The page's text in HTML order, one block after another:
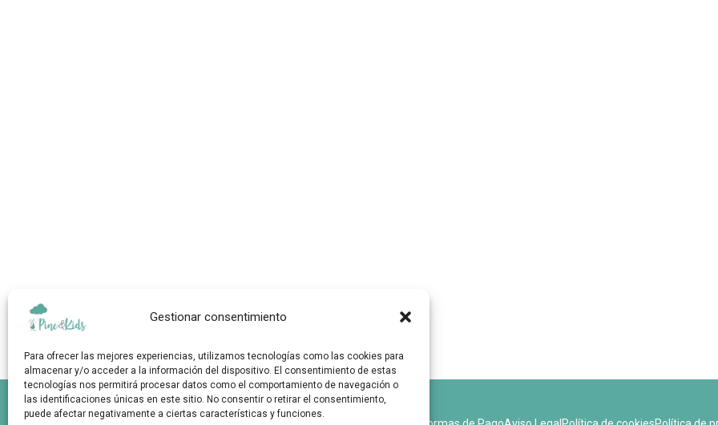
Gestionar consentimiento
Para ofrecer las mejores experiencias, utilizamos tecnologías como las cookies para
almacenar y/o acceder a la información del dispositivo. El consentimiento de estas
tecnologías nos permitirá procesar datos como el comportamiento de navegación o
las identificaciones únicas en este sitio. No consentir o retirar el consentimiento,
puede afectar negativamente a ciertas características y funciones.